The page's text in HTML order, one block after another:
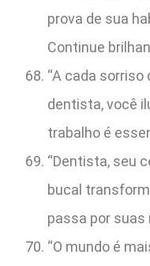
prova de sua
Continue
“A cada
dentista, você
trabalho é
“Dentista, seu
bucal
passa por suas
“O mundo é